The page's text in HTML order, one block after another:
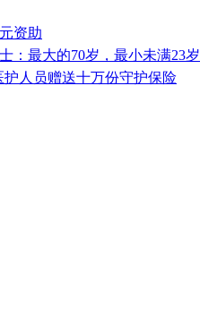
资助
：最大的70岁，最小未满23岁
人员赠送十万份守护保险